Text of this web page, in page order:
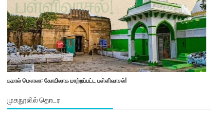
கமால் மௌலா: கோயிலாக மாற்றப்பட்ட பள்ளிவாசல்!
முகநூலில் தொடர